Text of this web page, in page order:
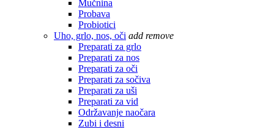
Mučnina
Probava
Probiotici
Uho, grlo, nos, oči add remove
Preparati za grlo
Preparati za nos
Preparati za oči
Preparati za sočiva
Preparati za uši
Preparati za vid
Održavanje naočara
Zubi i desni